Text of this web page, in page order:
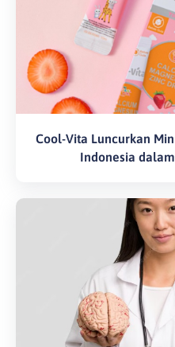
Cool-Vita Luncurkan
Indonesia